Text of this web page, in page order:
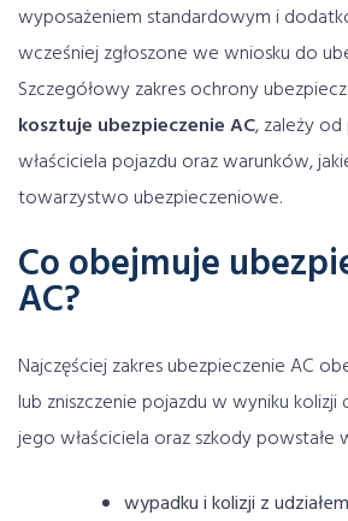
wyposażeniem standardowym i
wcześniej zgłoszone we wniosku do
Szczegółowy zakres ochrony
kosztuje ubezpieczenie AC, zależy
właściciela pojazdu oraz warunków,
towarzystwo ubezpieczeniowe.
Co obejmuje
AC?
Najczęściej zakres ubezpieczenie AC
lub zniszczenie pojazdu w wyniku
jego właściciela oraz szkody powstałe
wypadku i kolizji z